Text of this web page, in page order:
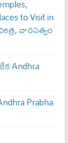
to Visit in
వారసత్వం
Andhra
Prabha